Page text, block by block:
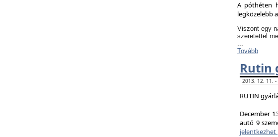
A póthéten
legközelebb
Viszont egy
szeretettel
...
Tovább
Rutin
2013. 12. 11.
RUTIN
December
autó 9
jelentkezhet